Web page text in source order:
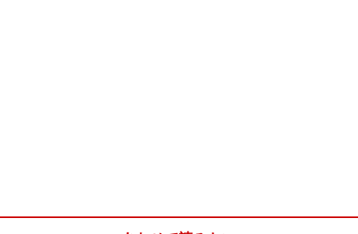
りも若干コストが高くなることです。また、年金保険自